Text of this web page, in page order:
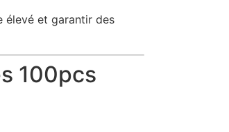
élevé et garantir des
100pcs